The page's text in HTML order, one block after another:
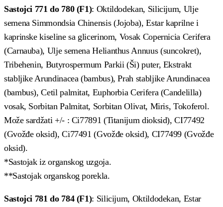
Sastojci 771 do 780 (F1): Oktildodekan, Silicijum, Ulje
semena Simmondsia Chinensis (Jojoba), Estar kaprilne i
kaprinske kiseline sa glicerinom, Vosak Copernicia Cerifera
(Carnauba), Ulje semena Helianthus Annuus (suncokret),
Tribehenin, Butyrospermum Parkii (Ši) puter, Ekstrakt
stabljike Arundinacea (bambus), Prah stabljike Arundinacea
(bambus), Cetil palmitat, Euphorbia Cerifera (Candelilla)
vosak, Sorbitan Palmitat, Sorbitan Olivat, Miris, Tokoferol.
Može sardžati +/- : Ci77891 (Titanijum dioksid), CI77492
(Gvožđe oksid), Ci77491 (Gvožđe oksid), CI77499 (Gvožđe
oksid).
*Sastojak iz organskog uzgoja.
**Sastojak organskog porekla.
Sastojci 781 do 784 (F1): Silicijum, Oktildodekan, Estar